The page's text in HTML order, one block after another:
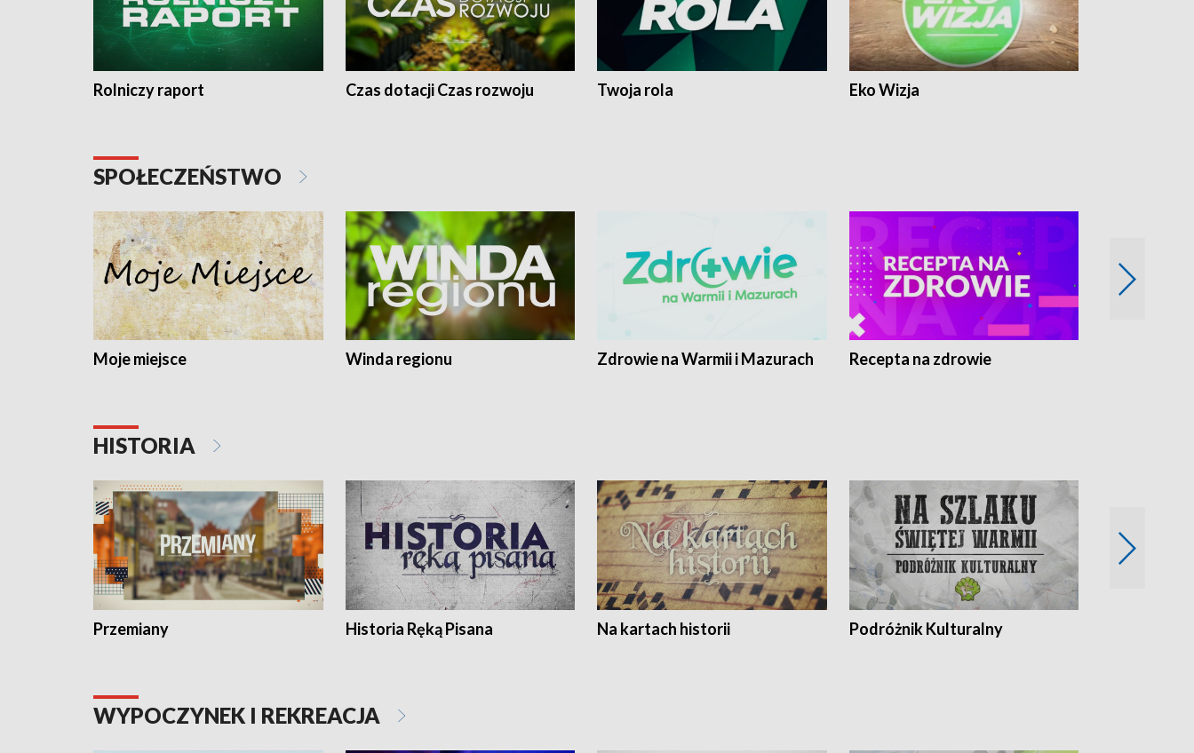
Rolniczy raport Czas dotacji Czas rozwoju Twoja rola Eko Wizja
SPOŁECZEŃSTWO
Moje miejsce Winda regionu Zdrowie na Warmii i Mazurach Recepta na zdrowie
HISTORIA
Przemiany Historia Ręką Pisana Na kartach historii Podróżnik Kulturalny
WYPOCZYNEK I REKREACJA